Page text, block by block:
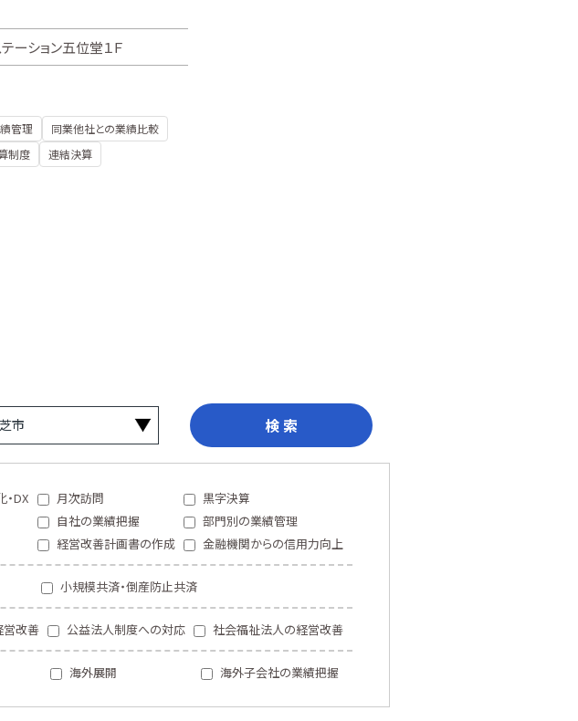
ーション五位堂１Ｆ
管理
同業他社との業績比較
制度 連結決算
検 索
DX 月次訪問
黒字決算
自社の業績把握
部門別の業績管理
経営改善計画書の作成 金融機関からの信用力向上
小規模共済・倒産防止共済
営改善 公益法人制度への対応 社会福祉法人の経営改善
海外展開 海外子会社の業績把握